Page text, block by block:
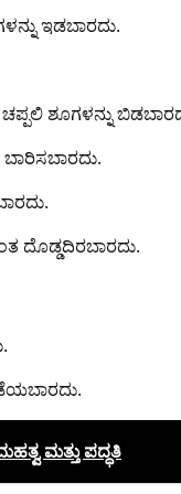
ಇಡಬಾರದು.
ಶೂಗಳನ್ನು
ದೊಡ್ಡದಿರಬಾರದು.
ಮತ್ತು ಪದ್ಧತಿ